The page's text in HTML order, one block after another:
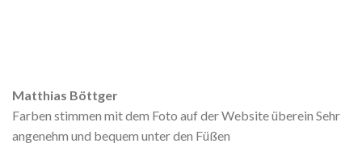
Matthias Böttger
Farben stimmen mit dem Foto auf der Website überein Sehr
angenehm und bequem unter den Füßen